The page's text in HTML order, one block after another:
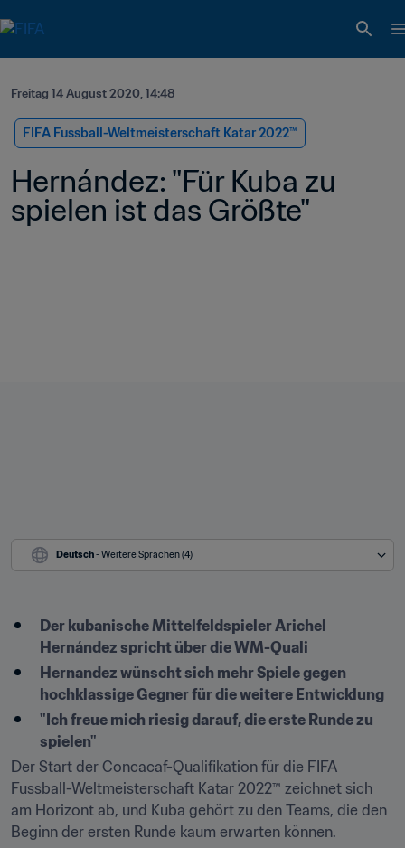
Freitag 14 August 2020, 14:48
FIFA Fussball-Weltmeisterschaft Katar 2022™
Hernández: "Für Kuba zu
spielen ist das Größte"
Deutsch - Weitere Sprachen (4)
Der kubanische Mittelfeldspieler Arichel
Hernández spricht über die WM-Quali
Hernandez wünscht sich mehr Spiele gegen
hochklassige Gegner für die weitere Entwicklung
"Ich freue mich riesig darauf, die erste Runde zu
spielen"
Der Start der Concacaf-Qualifikation für die FIFA
Fussball-Weltmeisterschaft Katar 2022™ zeichnet sich
am Horizont ab, und Kuba gehört zu den Teams, die den
Beginn der ersten Runde kaum erwarten können.